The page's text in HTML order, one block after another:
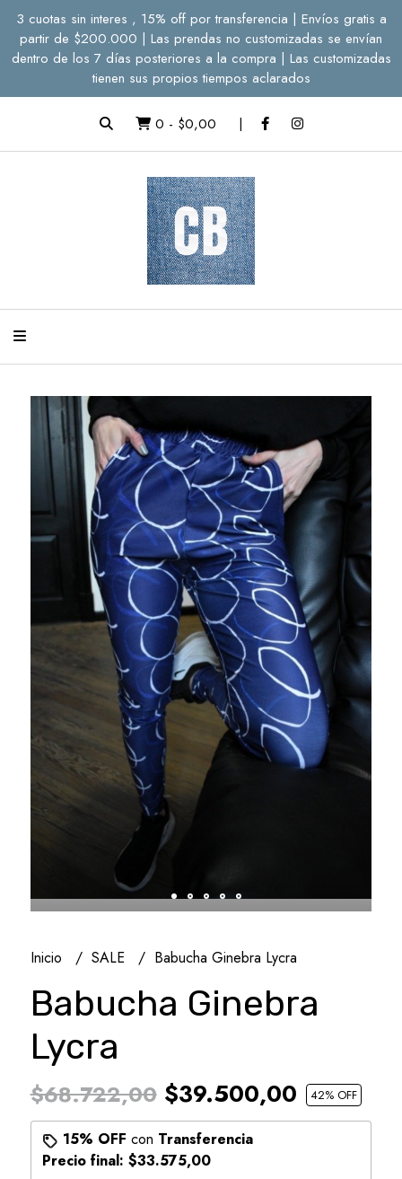
3 cuotas sin interes , 15% off por transferencia | Envíos gratis a
partir de $200.000 | Las prendas no customizadas se envían
dentro de los 7 días posteriores a la compra | Las customizadas
tienen sus propios tiempos aclarados
0 - $0,00
Inicio SALE Babucha Ginebra Lycra
Babucha Ginebra
Lycra
$68.722,00$39.500,00 42% OFF
15% OFF con Transferencia
Precio final: $33.575,00